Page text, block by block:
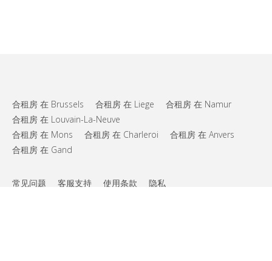
合租房 在 Brussels 合租房 在 Liege
合租房 在 Namur
合租房 在 Louvain-La-Neuve
合租房 在 Mons
合租房 在 Charleroi
合租房 在 Anvers
合租房 在 Gand
常见问题 客服支持 使用条款 隐私